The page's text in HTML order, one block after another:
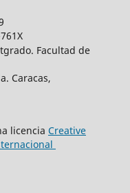
Facultad de
Caracas,
licencia Creative